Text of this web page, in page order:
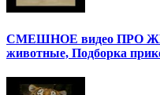
СМЕШНОЕ видео ПРО
животные, Подборка